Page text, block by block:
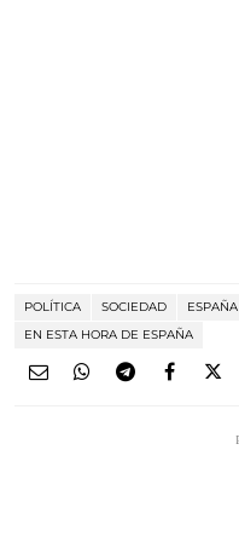
POLÍTICA SOCIEDAD ESPAÑA
EN ESTA HORA DE ESPAÑA